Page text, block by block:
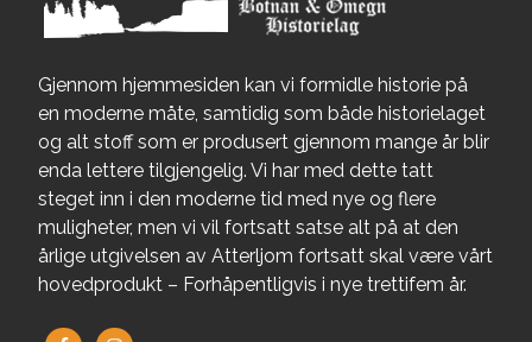
Gjennom hjemmesiden kan vi formidle historie på
en moderne måte, samtidig som både historielaget
og alt stoff som er produsert gjennom mange år blir
enda lettere tilgjengelig. Vi har med dette tatt
steget inn i den moderne tid med nye og flere
muligheter, men vi vil fortsatt satse alt på at den
årlige utgivelsen av Atterljom fortsatt skal være vårt
hovedprodukt – Forhåpentligvis i nye trettifem år.